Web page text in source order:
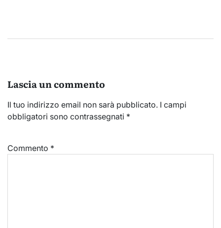
Lascia un commento
Il tuo indirizzo email non sarà pubblicato. I campi
obbligatori sono contrassegnati *
Commento *